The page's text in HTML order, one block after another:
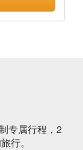
专属行程，2
行。